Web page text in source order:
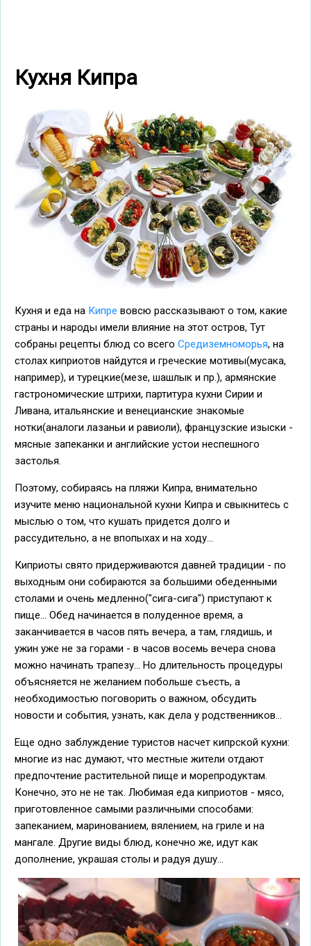
Кухня Кипра
Кухня и еда на Кипре вовсю рассказывают о том, какие
страны и народы имели влияние на этот остров, Тут
собраны рецепты блюд со всего Средиземноморья, на
столах киприотов найдутся и греческие мотивы(мусака,
например), и турецкие(мезе, шашлык и пр.), армянские
гастрономические штрихи, партитура кухни Сирии и
Ливана, итальянские и венецианские знакомые
нотки(аналоги лазаньи и равиоли), французские изыски -
мясные запеканки и английские устои неспешного
застолья.
Поэтому, собираясь на пляжи Кипра, внимательно
изучите меню национальной кухни Кипра и свыкнитесь с
мыслью о том, что кушать придется долго и
рассудительно, а не впопыхах и на ходу...
Киприоты свято придерживаются давней традиции - по
выходным они собираются за большими обеденными
столами и очень медленно("сига-сига") приступают к
пище... Обед начинается в полуденное время, а
заканчивается в часов пять вечера, а там, глядишь, и
ужин уже не за горами - в часов восемь вечера снова
можно начинать трапезу... Но длительность процедуры
объясняется не желанием побольше съесть, а
необходимостью поговорить о важном, обсудить
новости и события, узнать, как дела у родственников...
Еще одно заблуждение туристов насчет кипрской кухни:
многие из нас думают, что местные жители отдают
предпочтение растительной пище и морепродуктам.
Конечно, это не не так. Любимая еда киприотов - мясо,
приготовленное самыми различными способами:
запеканием, маринованием, вялением, на гриле и на
мангале. Другие виды блюд, конечно же, идут как
дополнение, украшая столы и радуя душу...